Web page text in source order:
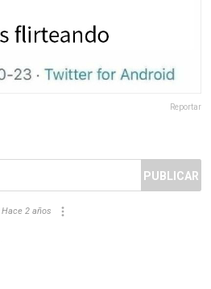
Reportar
PUBLICAR
Hace 2 años